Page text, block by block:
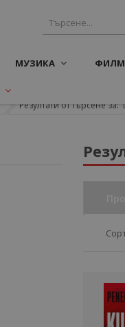
МУЗИКА
Резултати от търсене за: